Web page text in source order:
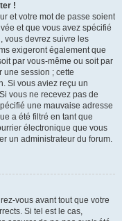
!
et votre mot de passe soient
et que vous avez spécifié
vous devrez suivre les
exigeront également que
par vous-même ou soit par
une session ; cette
Si vous aviez reçu un
vous ne recevez pas de
une mauvaise adresse
a été filtré en tant que
électronique que vous
un administrateur du forum.
vous avant tout que votre
Si tel est le cas,